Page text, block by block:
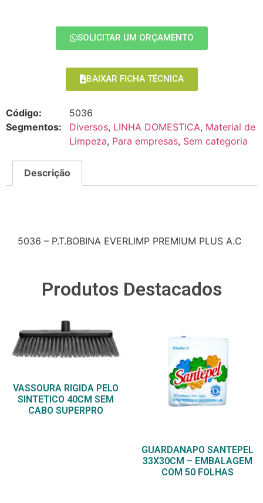
SOLICITAR UM ORÇAMENTO
BAIXAR FICHA TÉCNICA
Código:
5036
Segmentos:
Diversos, LINHA DOMESTICA, Material de
Limpeza, Para empresas, Sem categoria
Descrição
5036 – P.T.BOBINA EVERLIMP PREMIUM PLUS A.C
Produtos Destacados
VASSOURA RIGIDA PELO
SINTETICO 40CM SEM
CABO SUPERPRO
GUARDANAPO SANTEPEL
33X30CM – EMBALAGEM
COM 50 FOLHAS